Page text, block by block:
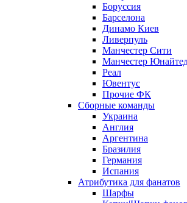
Боруссия
Барселона
Динамо Киев
Ливерпуль
Манчестер Сити
Манчестер
Реал
Ювентус
Прочие ФК
Сборные команды
Украина
Англия
Аргентина
Бразилия
Германия
Испания
Атрибутика для фанатов
Шарфы